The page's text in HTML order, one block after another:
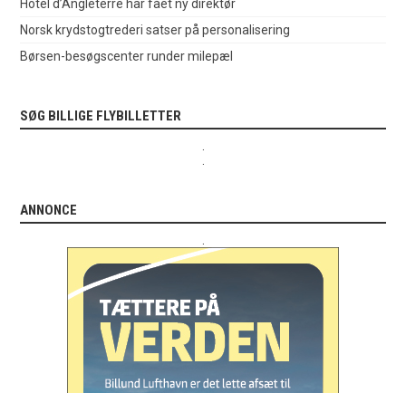
Hotel d’Angleterre har fået ny direktør
Norsk krydstogtrederi satser på personalisering
Børsen-besøgscenter runder milepæl
SØG BILLIGE FLYBILLETTER
ANNONCE